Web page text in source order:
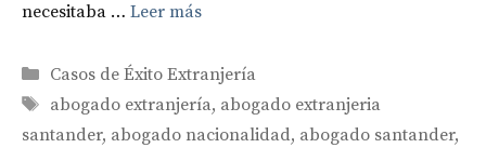
necesitaba … Leer más
Categorías
Casos de Éxito Extranjería
Etiquetas
abogado extranjería, abogado extranjeria
santander, abogado nacionalidad, abogado santander,